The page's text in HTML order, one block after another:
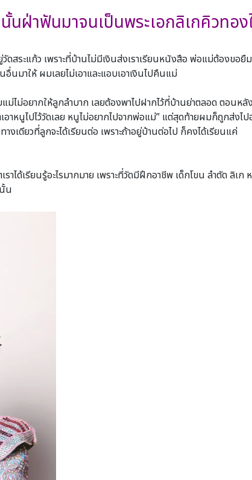
นฝ่าฟันมาจนเป็นพระเอกลิเกคิวทอ
สระแก้ว เพราะที่บ้านไม่มีเงินส่งเราเรียนหนังสือ พ่อแม่ต้องขอยืม
นมาให้ ผมเลยไม่เอาและแอบเอาเงินไปคืนแม่
ไม่อยากให้ลูกลําบาก เลยต้องพาไปฝากไว้ที่บ้านย่าตลอด ตอนห
าหนูไปไว้วัดเลย หนูไม่อยากไปจากพ่อแม่” แต่สุดท้ายผมก็ถูกส่งไ
เดียวที่ลูกจะได้เรียนต่อ เพราะถ้าอยู่บ้านต่อไป ก็คงได้เรียนแค่
ได้เรียนรู้อะไรมากมาย เพราะที่วัดมีฝึกอาชีพ เด็กโขน ลําตัด ลิเ
น